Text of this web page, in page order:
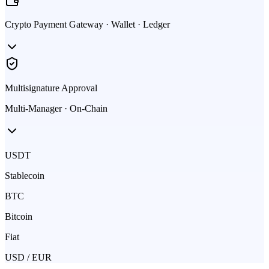
Crypto Payment Gateway · Wallet · Ledger
Multisignature Approval
Multi-Manager · On-Chain
USDT
Stablecoin
BTC
Bitcoin
Fiat
USD / EUR